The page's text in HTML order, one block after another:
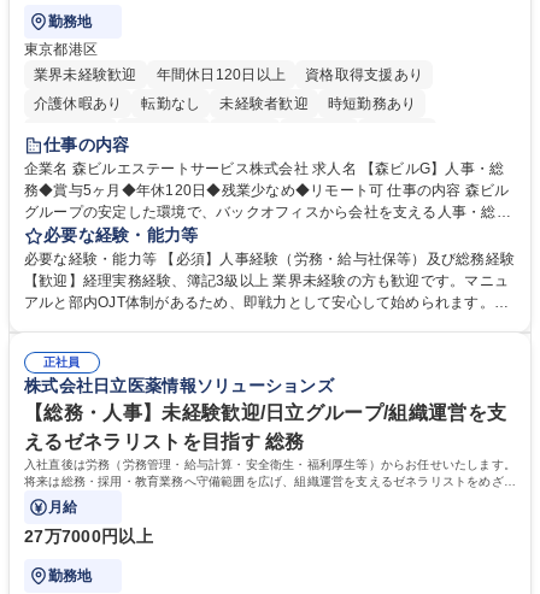
勤務地
東京都港区
業界未経験歓迎
年間休日120日以上
資格取得支援あり
介護休暇あり
転勤なし 未経験者歓迎
時短勤務あり
経験者歓迎
完全週休2日制
交通費支給 長期歓迎 駅近5分以内 土日祝休み
仕事の内容
企業名 森ビルエステートサービス株式会社 求人名 【森ビルG】人事・総
務◆賞与5ヶ月◆年休120日◆残業少なめ◆リモート可 仕事の内容 森ビル
グループの安定した環境で、バックオフィスから会社を支える人事・総務
をお任せします。 労務と総務の業務をバランスよく担当し、ゆくゆくは制
度改定などのコア業務にも挑戦できる、やりがいある環境です。 ■勤怠管
理、給与計算、社会保険手続き、年末調整等の労務管理全般 ■入退社手続
き、社内規定の改定や人事制度改定などのコア業務 ■社内イベントの企画
でも質問・相談できる環境が整っているため、安心して成長できます。 募
集職種 【森ビルG】人事・総務◆賞与5ヶ月◆年休120日◆残業少なめ◆
リモート可
必要な経験・能力等
必要な経験・能力等 【必須】人事経験（労務・給与社保等）及び総務経験
【歓迎】経理実務経験、簿記3級以上 業界未経験の方も歓迎です。マニュ
アルと部内OJT体制があるため、即戦力として安心して始められます。
務に挑戦できるため、自身の成長と組織への貢献度をダイレクトに実感で
きます。 残業少なめ、週1日リモート可など、ワークライフバランスを保
ち長期活躍できる環境です。 「これまでの幅広い経験を活かし、長期的な
キャリアを築きたい」という前向きな意欲と挑戦を全力で応援します。 学
歴・資格 学歴：大学院 大学 高専 短大 専修学校 高校 語学力： 資格：日商
簿記検定1級 日商簿記検定2級 日商簿記検定3級
正社員
株式会社日立医薬情報ソリューションズ
【総務・人事】未経験歓迎/日立グループ/組織運営を支
えるゼネラリストを目指す 総務
入社直後は労務（労務管理・給与計算・安全衛生・福利厚生等）からお任せいたします。
将来は総務・採用・教育業務へ守備範囲を広げ、組織運営を支えるゼネラリストをめざせ
ます。
月給
27万7000円以上
勤務地